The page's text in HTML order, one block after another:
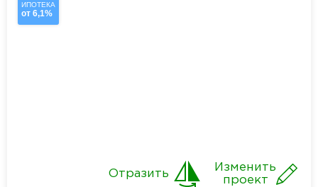
ИПОТЕКА
от 6,1%
Изменить
проект
Отразить